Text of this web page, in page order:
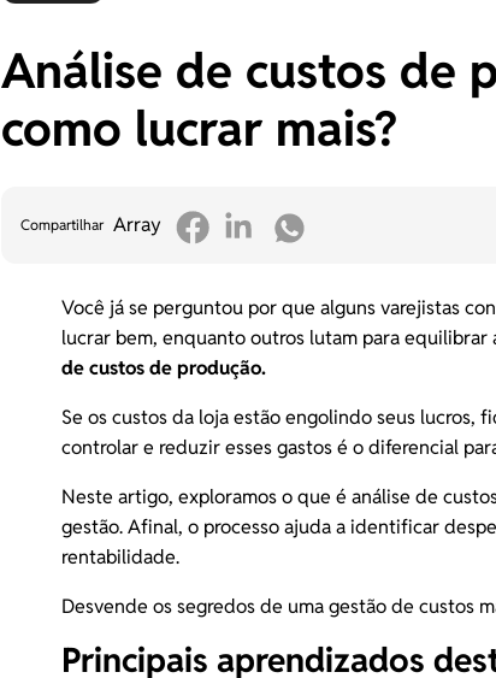
Análise de custos de
como lucrar mais?
Compartilhar Array
Você já se perguntou por que alguns varejistas
lucrar bem, enquanto outros lutam para equilibrar
de custos de produção.
Se os custos da loja estão engolindo seus lucros,
controlar e reduzir esses gastos é o diferencial
Neste artigo, exploramos o que é análise de
gestão. Afinal, o processo ajuda a identificar
rentabilidade.
Desvende os segredos de uma gestão de custos
Principais aprendizados